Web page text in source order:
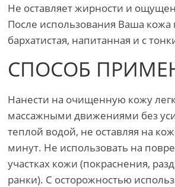
Не оставляет жирности и
После использования Ваша кожа
бархатистая, напитанная и с
СПОСОБ
Нанести на очищенную кожу
массажными движениями без
теплой водой, не оставляя на
минут. Не использовать на
участках кожи (покраснения,
ранки). С осторожностью